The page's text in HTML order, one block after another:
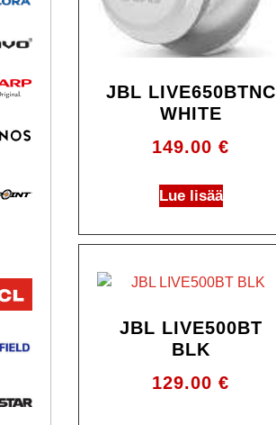
JBL LIVE650BTNC
WHITE
149.00€
Lue lisää
JBL LIVE500BT
BLK
129.00€